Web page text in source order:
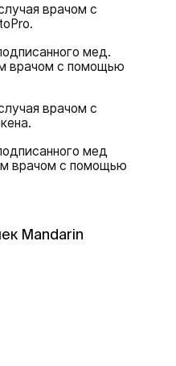
врачом с
мед.
врачом с помощью
врачом с
мед
врачом с помощью
Mandarin